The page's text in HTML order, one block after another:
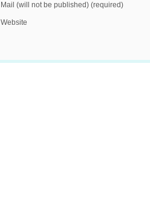
Mail (will not be published) (required)
Website